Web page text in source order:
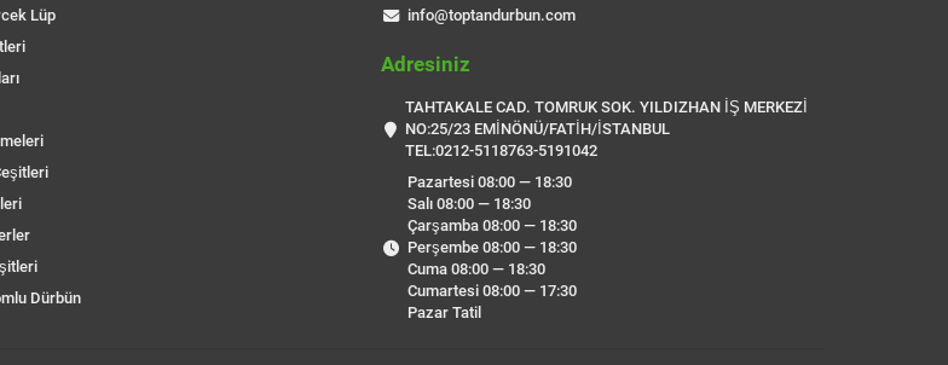
Lüp
Dürbün
info@toptandurbun.com
Adresiniz
TAHTAKALE CAD. TOMRUK SOK. YILDIZHAN İŞ MERKEZİ
NO:25/23 EMİNÖNÜ/FATİH/İSTANBUL
TEL:0212-5118763-5191042
Pazartesi 08:00 — 18:30
Salı 08:00 — 18:30
Çarşamba 08:00 — 18:30
Perşembe 08:00 — 18:30
Cuma 08:00 — 18:30
Cumartesi 08:00 — 17:30
Pazar Tatil